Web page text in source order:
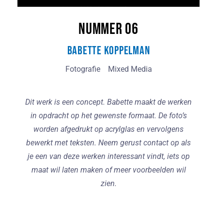
Nummer 06
Babette Koppelman
Fotografie Mixed Media
Dit werk is een concept. Babette maakt de werken
in opdracht op het gewenste formaat. De foto’s
worden afgedrukt op acrylglas en vervolgens
bewerkt met teksten. Neem gerust contact op als
je een van deze werken interessant vindt, iets op
maat wil laten maken of meer voorbeelden wil
zien.